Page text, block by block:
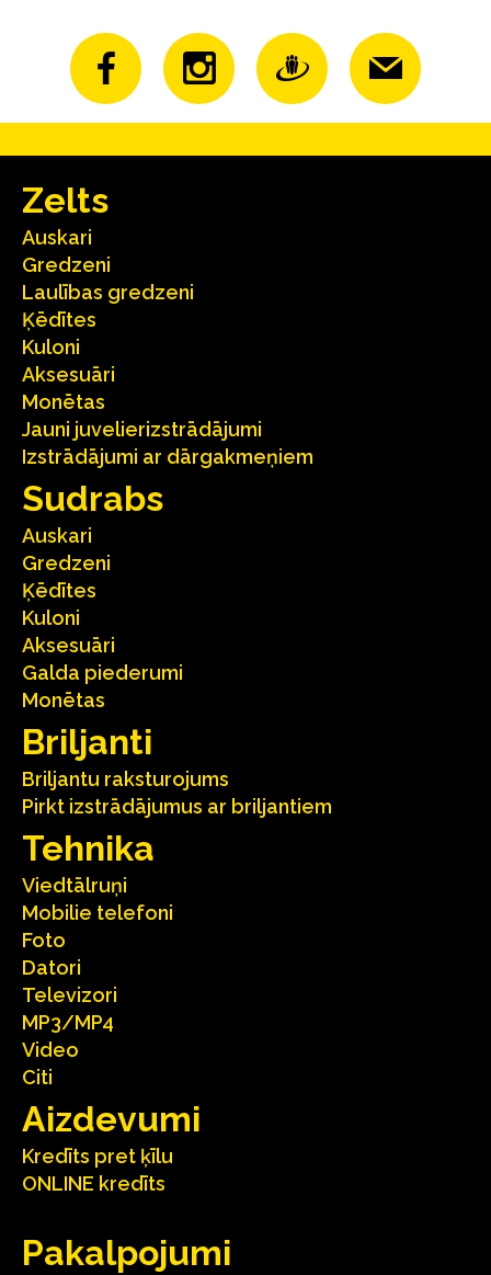
Zelts
Auskari
Gredzeni
Laulības gredzeni
Ķēdītes
Kuloni
Aksesuāri
Monētas
Jauni juvelierizstrādājumi
Izstrādājumi ar dārgakmeņiem
Sudrabs
Auskari
Gredzeni
Ķēdītes
Kuloni
Aksesuāri
Galda piederumi
Monētas
Briljanti
Briljantu raksturojums
Pirkt izstrādājumus ar briljantiem
Tehnika
Viedtālruņi
Mobilie telefoni
Foto
Datori
Televizori
MP3/MP4
Video
Citi
Aizdevumi
Kredīts pret ķīlu
ONLINE kredīts
Pakalpojumi